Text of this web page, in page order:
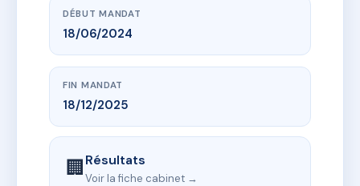
DÉBUT MANDAT
18/06/2024
FIN MANDAT
18/12/2025
🏢Résultats
Voir la fiche cabinet →